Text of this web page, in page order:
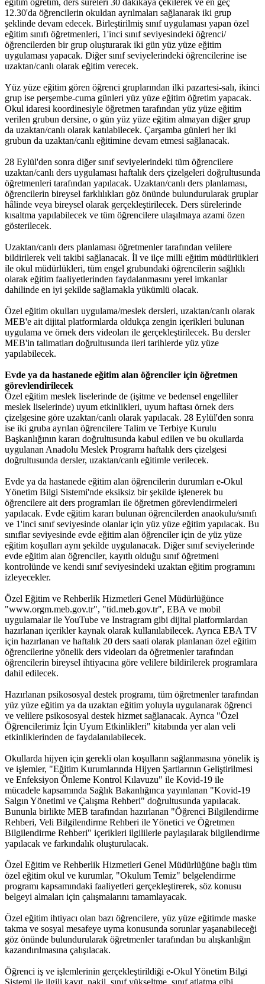
eğitim öğretim, ders süreleri 30 dakikaya çekilerek ve en geç
12.30'da öğrencilerin okuldan ayrılmaları sağlanarak iki grup
şeklinde devam edecek. Birleştirilmiş sınıf uygulaması yapan özel
eğitim sınıfı öğretmenleri, 1'inci sınıf seviyesindeki öğrenci/
öğrencilerden bir grup oluşturarak iki gün yüz yüze eğitim
uygulaması yapacak. Diğer sınıf seviyelerindeki öğrencilerine ise
uzaktan/canlı olarak eğitim verecek.
Yüz yüze eğitim gören öğrenci gruplarından ilki pazartesi-salı, ikinci
grup ise perşembe-cuma günleri yüz yüze eğitim öğretim yapacak.
Okul idaresi koordinesiyle öğretmen tarafından yüz yüze eğitim
verilen grubun dersine, o gün yüz yüze eğitim almayan diğer grup
da uzaktan/canlı olarak katılabilecek. Çarşamba günleri her iki
grubun da uzaktan/canlı eğitimine devam etmesi sağlanacak.
28 Eylül'den sonra diğer sınıf seviyelerindeki tüm öğrencilere
uzaktan/canlı ders uygulaması haftalık ders çizelgeleri doğrultusunda
öğretmenleri tarafından yapılacak. Uzaktan/canlı ders planlaması,
öğrencilerin bireysel farklılıkları göz önünde bulundurularak gruplar
hâlinde veya bireysel olarak gerçekleştirilecek. Ders sürelerinde
kısaltma yapılabilecek ve tüm öğrencilere ulaşılmaya azami özen
gösterilecek.
Uzaktan/canlı ders planlaması öğretmenler tarafından velilere
bildirilerek veli takibi sağlanacak. İl ve ilçe milli eğitim müdürlükleri
ile okul müdürlükleri, tüm engel grubundaki öğrencilerin sağlıklı
olarak eğitim faaliyetlerinden faydalanmasını yerel imkanlar
dahilinde en iyi şekilde sağlamakla yükümlü olacak.
Özel eğitim okulları uygulama/meslek dersleri, uzaktan/canlı olarak
MEB'e ait dijital platformlarda oldukça zengin içerikleri bulunan
uygulama ve örnek ders videoları ile gerçekleştirilecek. Bu dersler
MEB'in talimatları doğrultusunda ileri tarihlerde yüz yüze
yapılabilecek.
Evde ya da hastanede eğitim alan öğrenciler için öğretmen
görevlendirilecek
Özel eğitim meslek liselerinde de (işitme ve bedensel engelliler
meslek liselerinde) uyum etkinlikleri, uyum haftası örnek ders
çizelgesine göre uzaktan/canlı olarak yapılacak. 28 Eylül'den sonra
ise iki gruba ayrılan öğrencilere Talim ve Terbiye Kurulu
Başkanlığının kararı doğrultusunda kabul edilen ve bu okullarda
uygulanan Anadolu Meslek Programı haftalık ders çizelgesi
doğrultusunda dersler, uzaktan/canlı eğitimle verilecek.
Evde ya da hastanede eğitim alan öğrencilerin durumları e-Okul
Yönetim Bilgi Sistemi'nde eksiksiz bir şekilde işlenerek bu
öğrencilere ait ders programları ile öğretmen görevlendirmeleri
yapılacak. Evde eğitim kararı bulunan öğrencilerden anaokulu/sınıfı
ve 1'inci sınıf seviyesinde olanlar için yüz yüze eğitim yapılacak. Bu
sınıflar seviyesinde evde eğitim alan öğrenciler için de yüz yüze
eğitim koşulları aynı şekilde uygulanacak. Diğer sınıf seviyelerinde
evde eğitim alan öğrenciler, kayıtlı olduğu sınıf öğretmeni
kontrolünde ve kendi sınıf seviyesindeki uzaktan eğitim programını
izleyecekler.
Özel Eğitim ve Rehberlik Hizmetleri Genel Müdürlüğünce
"www.orgm.meb.gov.tr", "tid.meb.gov.tr", EBA ve mobil
uygulamalar ile YouTube ve Instragram gibi dijital platformlardan
hazırlanan içerikler kaynak olarak kullanılabilecek. Ayrıca EBA TV
için hazırlanan ve haftalık 20 ders saati olarak planlanan özel eğitim
öğrencilerine yönelik ders videoları da öğretmenler tarafından
öğrencilerin bireysel ihtiyacına göre velilere bildirilerek programlara
dahil edilecek.
Hazırlanan psikososyal destek programı, tüm öğretmenler tarafından
yüz yüze eğitim ya da uzaktan eğitim yoluyla uygulanarak öğrenci
ve velilere psikososyal destek hizmet sağlanacak. Ayrıca "Özel
Öğrencilerimiz İçin Uyum Etkinlikleri" kitabında yer alan veli
etkinliklerinden de faydalanılabilecek.
Okullarda hijyen için gerekli olan koşulların sağlanmasına yönelik iş
ve işlemler, "Eğitim Kurumlarında Hijyen Şartlarının Geliştirilmesi
ve Enfeksiyon Önleme Kontrol Kılavuzu" ile Kovid-19 ile
mücadele kapsamında Sağlık Bakanlığınca yayınlanan "Kovid-19
Salgın Yönetimi ve Çalışma Rehberi" doğrultusunda yapılacak.
Bununla birlikte MEB tarafından hazırlanan "Öğrenci Bilgilendirme
Rehberi, Veli Bilgilendirme Rehberi ile Yönetici ve Öğretmen
Bilgilendirme Rehberi" içerikleri ilgililerle paylaşılarak bilgilendirme
yapılacak ve farkındalık oluşturulacak.
Özel Eğitim ve Rehberlik Hizmetleri Genel Müdürlüğüne bağlı tüm
özel eğitim okul ve kurumlar, "Okulum Temiz" belgelendirme
programı kapsamındaki faaliyetleri gerçekleştirerek, söz konusu
belgeyi almaları için çalışmalarını tamamlayacak.
Özel eğitim ihtiyacı olan bazı öğrencilere, yüz yüze eğitimde maske
takma ve sosyal mesafeye uyma konusunda sorunlar yaşanabileceği
göz önünde bulundurularak öğretmenler tarafından bu alışkanlığın
kazandırılmasına çalışılacak.
Öğrenci iş ve işlemlerinin gerçekleştirildiği e-Okul Yönetim Bilgi